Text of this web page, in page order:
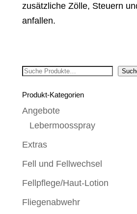
zusätzliche Zölle, Steuern
anfallen.
Suchen
Produkt-Kategorien
Angebote
Lebermoosspray
Extras
Fell und Fellwechsel
Fellpflege/Haut-Lotion
Fliegenabwehr